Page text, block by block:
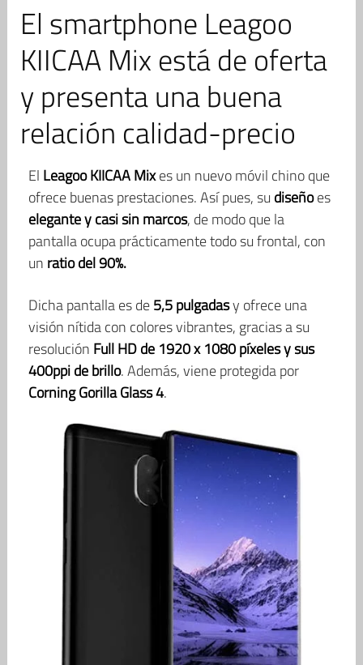
El smartphone Leagoo
KIICAA Mix está de oferta
y presenta una buena
relación calidad-precio
El Leagoo KIICAA Mixes un nuevo móvil chino que
ofrece buenas prestaciones. Así pues, su diseñoes
elegante y casi sin marcos, de modo que la
pantalla ocupa prácticamente todo su frontal, con
un ratio del 90%.
Dicha pantalla es de5,5 pulgadasy ofrece una
visión nítida con colores vibrantes, gracias a su
resolución Full HD de 1920 x 1080 píxeles y sus
400ppi de brillo. Además, viene protegida por
Corning Gorilla Glass 4.